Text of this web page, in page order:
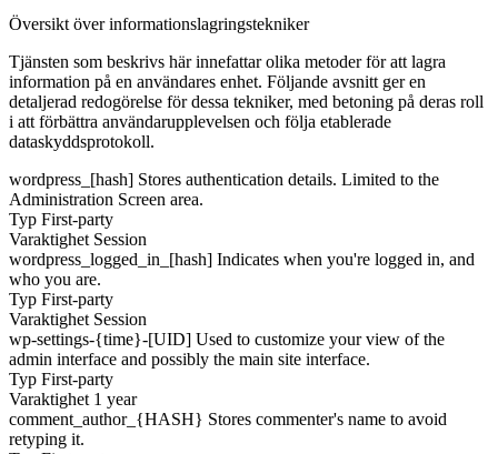
Översikt över informationslagringstekniker
Tjänsten som beskrivs här innefattar olika metoder för att lagra
information på en användares enhet. Följande avsnitt ger en
detaljerad redogörelse för dessa tekniker, med betoning på deras roll
i att förbättra användarupplevelsen och följa etablerade
dataskyddsprotokoll.
wordpress_[hash] Stores authentication details. Limited to the
Administration Screen area.
Typ First-party
Varaktighet Session
wordpress_logged_in_[hash] Indicates when you're logged in, and
who you are.
Typ First-party
Varaktighet Session
wp-settings-{time}-[UID] Used to customize your view of the
admin interface and possibly the main site interface.
Typ First-party
Varaktighet 1 year
comment_author_{HASH} Stores commenter's name to avoid
retyping it.